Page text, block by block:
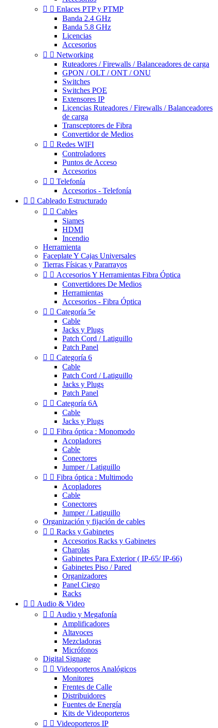
  Enlaces PTP y PTMP
Banda 2.4 GHz
Banda 5.8 GHz
Licencias
Accesorios
  Networking
Ruteadores / Firewalls / Balanceadores de carga
GPON / OLT / ONT / ONU
Switches
Switches POE
Extensores IP
Licencias Ruteadores / Firewalls / Balanceadores
de carga
Transceptores de Fibra
Convertidor de Medios
  Redes WIFI
Controladores
Puntos de Acceso
Accesorios
  Telefonía
Accesorios - Telefonía
  Cableado Estructurado
  Cables
Siames
HDMI
Incendio
Herramienta
Faceplate Y Cajas Universales
Tierras Físicas y Pararrayos
  Accesorios Y Herramientas Fibra Óptica
Convertidores De Medios
Herramientas
Accesorios - Fibra Óptica
  Categoría 5e
Cable
Jacks y Plugs
Patch Cord / Latiguillo
Patch Panel
  Categoría 6
Cable
Patch Cord / Latiguillo
Jacks y Plugs
Patch Panel
  Categoría 6A
Cable
Jacks y Plugs
  Fibra óptica : Monomodo
Acopladores
Cable
Conectores
Jumper / Latiguillo
  Fibra óptica : Multimodo
Acopladores
Cable
Conectores
Jumper / Latiguillo
Organización y fijación de cables
  Racks y Gabinetes
Accesorios Racks y Gabinetes
Charolas
Gabinetes Para Exterior ( IP-65/ IP-66)
Gabinetes Piso / Pared
Organizadores
Panel Ciego
Racks
  Audio & Video
  Audio y Megafonía
Amplificadores
Altavoces
Mezcladoras
Micrófonos
Digital Signage
  Videoporteros Analógicos
Monitores
Frentes de Calle
Distribuidores
Fuentes de Energía
Kits de Videoporteros
  Videoporteros IP